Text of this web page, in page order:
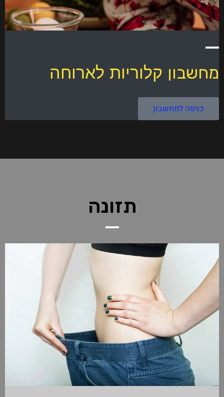
מחשבון קלוריות לארוחה
כניסה למחשבון
תזונה